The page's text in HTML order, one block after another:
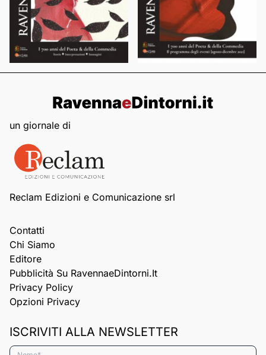
un giornale di
Reclam Edizioni e Comunicazione srl
Contatti
Chi Siamo
Editore
Pubblicità Su RavennaeDintorni.it
Privacy Policy
Opzioni Privacy
ISCRIVITI ALLA NEWSLETTER
Nome*